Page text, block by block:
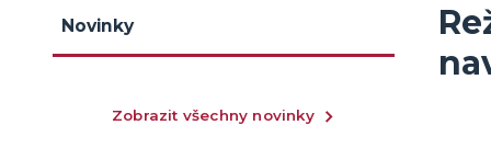
Novinky
Zobrazit všechny novinky